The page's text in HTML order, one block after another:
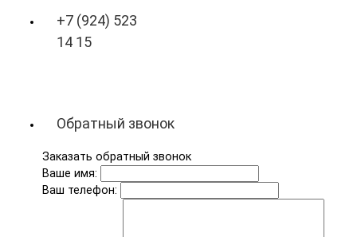
+7 (924) 523
14 15
Обратный звонок
Заказать обратный звонок
Ваше имя:
Ваш телефон: